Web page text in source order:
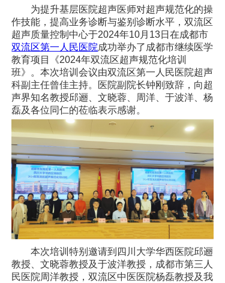
科研教学
党建工作
院务公开
健康须知
人才引进
专题专栏
VR全景导览
为提升基层医院超声医师对超声规范化的操
作技能，提高业务诊断与鉴别诊断水平，双流区
超声质量控制中心于2024年10月13日在成都市
双流区第一人民医院成功举办了成都市继续医学
教育项目《2024年双流区超声规范化培训
班》。本次培训会议由双流区第一人民医院超声
科副主任曾佳主持。医院副院长钟刚致辞，向超
声界知名教授邱逦、文晓蓉、周洋、于波洋、杨
磊及各位同仁的莅临表示感谢。
本次培训特别邀请到四川大学华西医院邱逦
教授、文晓蓉教授及于波洋教授，成都市第三人
民医院周洋教授，双流区中医医院杨磊教授及我